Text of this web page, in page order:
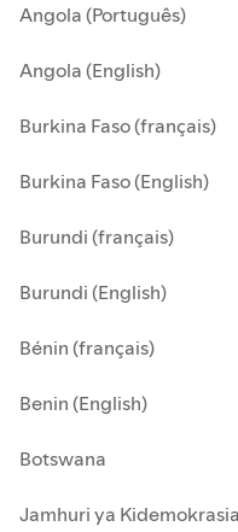
Angola (Português)
Angola (English)
Burkina Faso (français)
Burkina Faso (English)
Burundi (français)
Burundi (English)
Bénin (français)
Benin (English)
Botswana
Jamhuri ya